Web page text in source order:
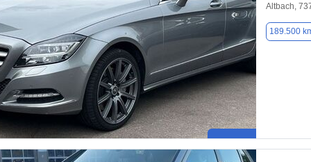
Altbach,
189.500